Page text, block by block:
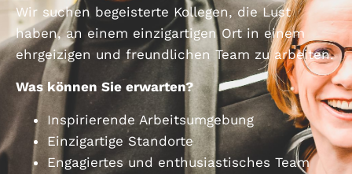
Wir suchen begeisterte Kollegen, die Lust
haben, an einem einzigartigen Ort in einem
ehrgeizigen und freundlichen Team zu arbeiten.
Was können Sie erwarten?
Inspirierende Arbeitsumgebung
Einzigartige Standorte
Engagiertes und enthusiastisches Team